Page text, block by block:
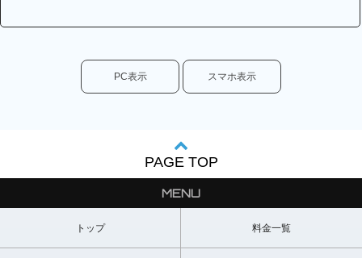
PC表示 スマホ表示
PAGE TOP
MENU
トップ 料金一覧